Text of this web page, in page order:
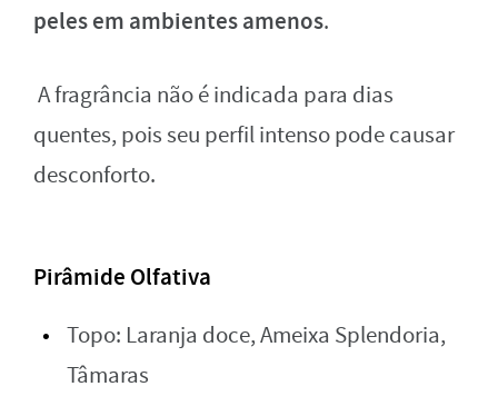
peles em ambientes amenos.
A fragrância não é indicada para dias
quentes, pois seu perfil intenso pode causar
desconforto.
Pirâmide Olfativa
Topo: Laranja doce, Ameixa Splendoria,
Tâmaras